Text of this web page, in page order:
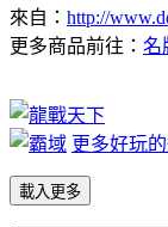
來自： http://
更多商品前往： 名
更多好玩
載入更多